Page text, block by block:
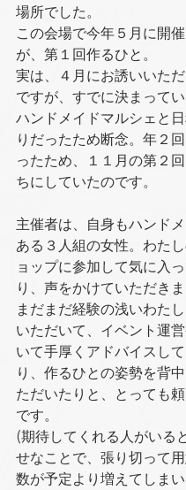
場所でした。
この会場で今年５月に開
が、第１回作るひと。
実は、４月にお誘いいた
ですが、すでに決まって
ハンドメイドマルシェと
りだったため断念。年２
ったため、１１月の第２
ちにしていたのです。
主催者は、自身もハンド
ある３人組の女性。わた
ョップに参加して気に入
り、声をかけていただきま
まだまだ経験の浅いわた
いただいて、イベント運
いて手厚くアドバイスし
り、作るひとの姿勢を背
ただいたりと、とっても
です。
(期待してくれる人がいる
せなことで、張り切って
数が予定より増えてしま